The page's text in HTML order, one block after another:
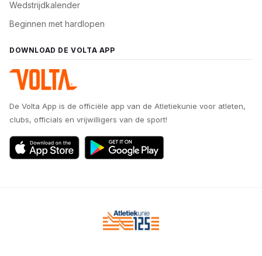
Wedstrijdkalender
Beginnen met hardlopen
DOWNLOAD DE VOLTA APP
De Volta App is de officiële app van de Atletiekunie voor atleten,
clubs, officials en vrijwilligers van de sport!